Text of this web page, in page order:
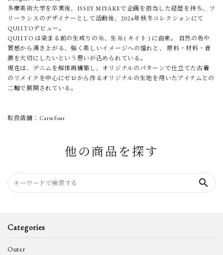
多摩美術大学を卒業後、ISSEY MIYAKEで企画を担当した経歴を持ち、フ
リーランスのデザイナーとして活動後、2024年秋冬コレクションにて
QUIITOデビュー。
QUIITO は染まる前の生成りの糸、生糸 ( キイト ) に由来。 自然の色や
質感から湧き上がる、強く美しいイメージへの憧れと、 原料・材料・資
源を大切にしたいという思いが込められている。
現在は、デニムを解体再構築し、オリジナルのパターンで仕立てた古着
のリメイクを中心にゼロから作るオリジナルの生地を用いたアイテムとの
二軸で展開されている。
取扱店舗：Carrefour
他の商品を探す
search
Categories
Outer